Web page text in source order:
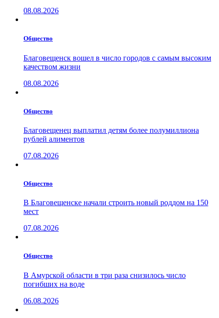
08.08.2026
Общество
Благовещенск вошел в число городов с самым высоким
качеством жизни
08.08.2026
Общество
Благовещенец выплатил детям более полумиллиона
рублей алиментов
07.08.2026
Общество
В Благовещенске начали строить новый роддом на 150
мест
07.08.2026
Общество
В Амурской области в три раза снизилось число
погибших на воде
06.08.2026